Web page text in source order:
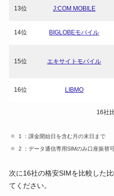
13位 J:COM MOBILE
14位 BIGLOBEモバイル
15位 エキサイトモバイル
16位 LIBMO
16社
1 ：課金開始日を含む月の末日まで
2 ：データ通信専用SIMのみ口座振替
次に16社の格安SIMを比較した
てください。